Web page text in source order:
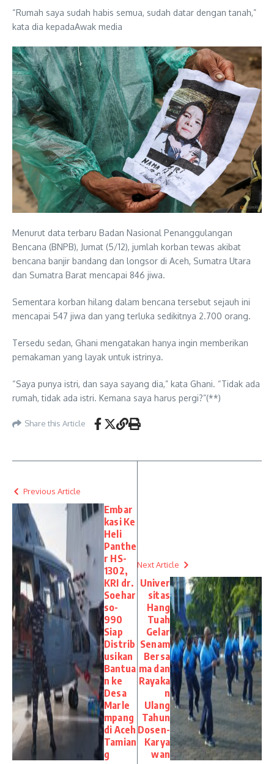
“Rumah saya sudah habis semua, sudah datar dengan tanah,”
kata dia kepadaAwak media
Menurut data terbaru Badan Nasional Penanggulangan
Bencana (BNPB), Jumat (5/12), jumlah korban tewas akibat
bencana banjir bandang dan longsor di Aceh, Sumatra Utara
dan Sumatra Barat mencapai 846 jiwa.
Sementara korban hilang dalam bencana tersebut sejauh ini
mencapai 547 jiwa dan yang terluka sedikitnya 2.700 orang.
Tersedu sedan, Ghani mengatakan hanya ingin memberikan
pemakaman yang layak untuk istrinya.
“Saya punya istri, dan saya sayang dia,” kata Ghani. “Tidak ada
rumah, tidak ada istri. Kemana saya harus pergi?”(**)
Share this Article
Previous Article
Embar
kasi Ke
Heli
Panthe
r HS-
1302,
KRI dr.
Soehar
so-
990
Siap
Distrib
usikan
Bantua
n ke
Desa
Marle
mpang
di Aceh
Tamian
g
Next Article
Univer
sitas
Hang
Tuah
Gelar
Senam
Bersa
ma dan
Rayaka
n
Ulang
Tahun
Dosen-
Karya
wan